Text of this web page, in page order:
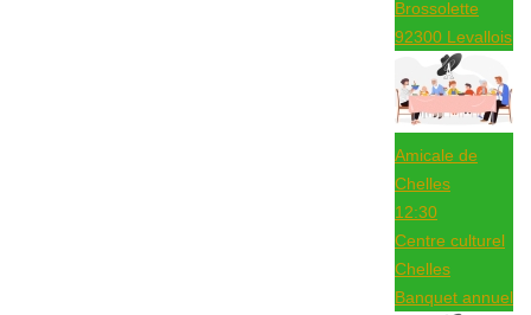
Brossolette
92300 Levallois
Amicale de
Chelles
12:30
Centre culturel
Chelles
Banquet annuel